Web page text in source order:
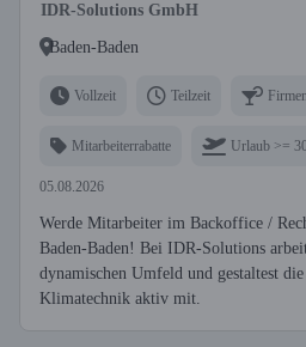
IDR-Solutions GmbH
Baden-Baden
Vollzeit Teilzeit
Mitarbeiterrabatte Urlaub >=
05.08.2026
Werde Mitarbeiter im Backoffice /
Baden-Baden! Bei IDR-Solutions
dynamischen Umfeld und gestaltest
Klimatechnik aktiv mit.